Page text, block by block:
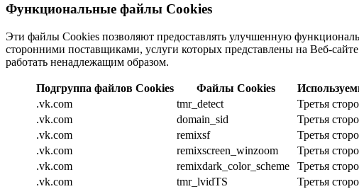
Функциональные файлы Cookies
Эти файлы Cookies позволяют предоставлять улучшенную
сторонними поставщиками, услуги которых представлены на Веб-
работать ненадлежащим образом.
Подгруппа файлов Cookies Файлы Cookies
.vk.com
tmr_detect Третья
.vk.com
domain_sid Третья
.vk.com
remixsf Третья
.vk.com
remixscreen_winzoom Третья
.vk.com
remixdark_color_scheme Третья
.vk.com
tmr_lvidTS Третья